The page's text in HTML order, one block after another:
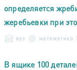
определяется
жеребьевки при
вуз математика
В ящике 100